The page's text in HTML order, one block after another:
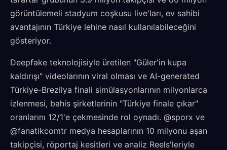
görüntülemeli stadyum coşkusu live'ları, ev sahibi
avantajının Türkiye lehine nasıl kullanılabileceğini
gösteriyor.
Deepfake teknolojisiyle üretilen "Güler'in kupa
kaldırışı" videolarının viral olması ve AI-generated
Türkiye-Brezilya finali simülasyonlarının milyonlarca
izlenmesi, bahis şirketlerinin "Türkiye finale çıkar"
oranlarını 12/1'e çekmesinde rol oynadı. @sporx ve
@fanatikcomtr medya hesaplarının 10 milyonu aşan
takipçisi, röportaj kesitleri ve analiz Reels'leriyle